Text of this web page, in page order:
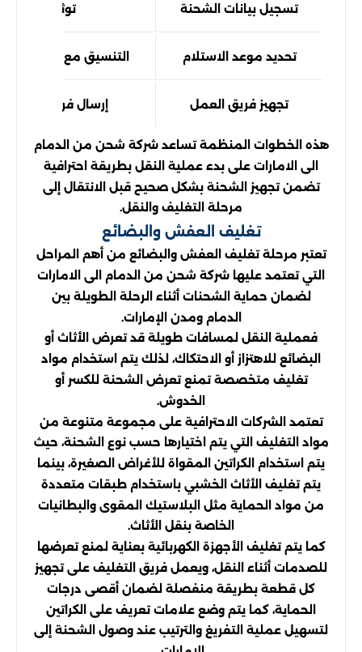
تسجيل بيانات الشحنة توثيق عدد
تحديد موعد الاستلام التنسيق مع العميل
تجهيز فريق العمل إرسال فريق
هذه الخطوات المنظمة تساعد شركة شحن من الدمام
الى الامارات على بدء عملية النقل بطريقة احترافية
تضمن تجهيز الشحنة بشكل صحيح قبل الانتقال إلى
مرحلة التغليف والنقل.
تغليف العفش والبضائع
تعتبر مرحلة تغليف العفش والبضائع من أهم المراحل
التي تعتمد عليها شركة شحن من الدمام الى الامارات
لضمان حماية الشحنات أثناء الرحلة الطويلة بين
الدمام ومدن الإمارات.
فعملية النقل لمسافات طويلة قد تعرض الأثاث أو
البضائع للاهتزاز أو الاحتكاك، لذلك يتم استخدام مواد
تغليف متخصصة تمنع تعرض الشحنة للكسر أو
الخدوش.
تعتمد الشركات الاحترافية على مجموعة متنوعة من
مواد التغليف التي يتم اختيارها حسب نوع الشحنة، حيث
يتم استخدام الكراتين المقواة للأغراض الصغيرة، بينما
يتم تغليف الأثاث الخشبي باستخدام طبقات متعددة
من مواد الحماية مثل البلاستيك المقوى والبطانيات
الخاصة بنقل الأثاث.
كما يتم تغليف الأجهزة الكهربائية بعناية لمنع تعرضها
للصدمات أثناء النقل، ويعمل فريق التغليف على تجهيز
كل قطعة بطريقة منفصلة لضمان أقصى درجات
الحماية، كما يتم وضع علامات تعريف على الكراتين
لتسهيل عملية التفريغ والترتيب عند وصول الشحنة إلى